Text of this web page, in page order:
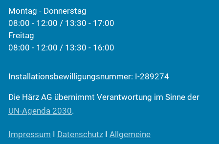
Montag - Donnerstag
08:00 - 12:00 / 13:30 - 17:00
Freitag
08:00 - 12:00 / 13:30 - 16:00
Installationsbewilligungsnummer: I-289274
Die Härz AG übernimmt Verantwortung im Sinne der
UN-Agenda 2030.
Impressum I Datenschutz I Allgemeine